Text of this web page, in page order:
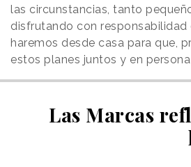
las circunstancias, tanto
disfrutando con
haremos desde casa para que,
estos planes juntos y en
Las Marcas